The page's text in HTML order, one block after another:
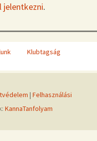
jelentkezni.
Klubtagság
| Felhasználási
KannaTanfolyam